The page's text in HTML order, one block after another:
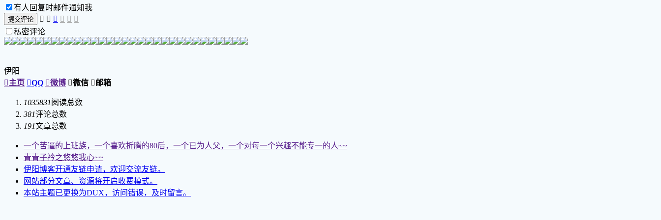
有人回复时邮件通知我
提交评论      
私密评论
伊阳
主页 QQ 微博 微信 邮箱
1035831阅读总数
381评论总数
191文章总数
一个苦逼的上班族，一个喜欢折腾的80后，一个已为人父，一个对每一个兴趣不能专一的人~~
青青子衿之悠悠我心~~
伊阳博客开通友链申请，欢迎交流友链。
网站部分文章、资源将开启收费模式。
本站主题已更换为DUX，访问错误，及时留言。